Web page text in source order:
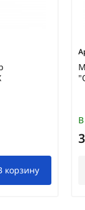
корзину